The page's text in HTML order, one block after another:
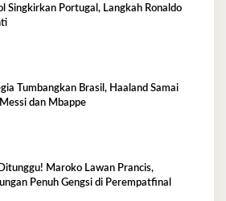
Singkirkan Portugal, Langkah Ronaldo
Tumbangkan Brasil, Haaland Samai
dan Mbappe
Maroko Lawan Prancis,
Penuh Gengsi di Perempatfinal